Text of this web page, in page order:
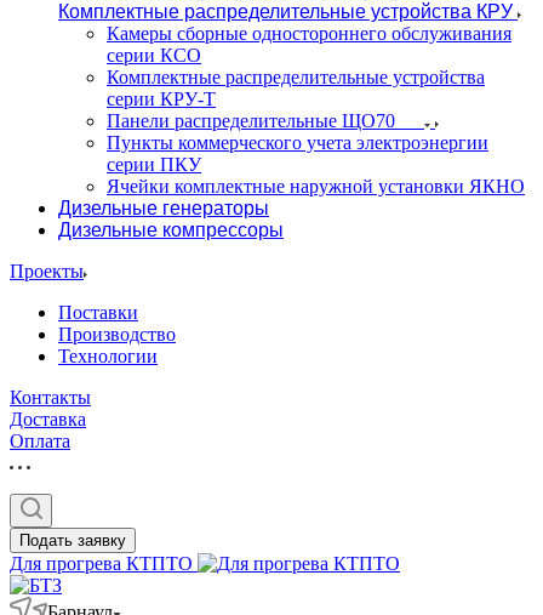
Комплектные распределительные устройства КРУ
Камеры сборные одностороннего обслуживания
серии КСО
Комплектные распределительные устройства
серии КРУ-Т
Панели распределительные ЩО70
Пункты коммерческого учета электроэнергии
серии ПКУ
Ячейки комплектные наружной установки ЯКНО
Дизельные генераторы
Дизельные компрессоры
Проекты
Поставки
Производство
Технологии
Контакты
Доставка
Оплата
Подать заявку
Для прогрева КТПТО